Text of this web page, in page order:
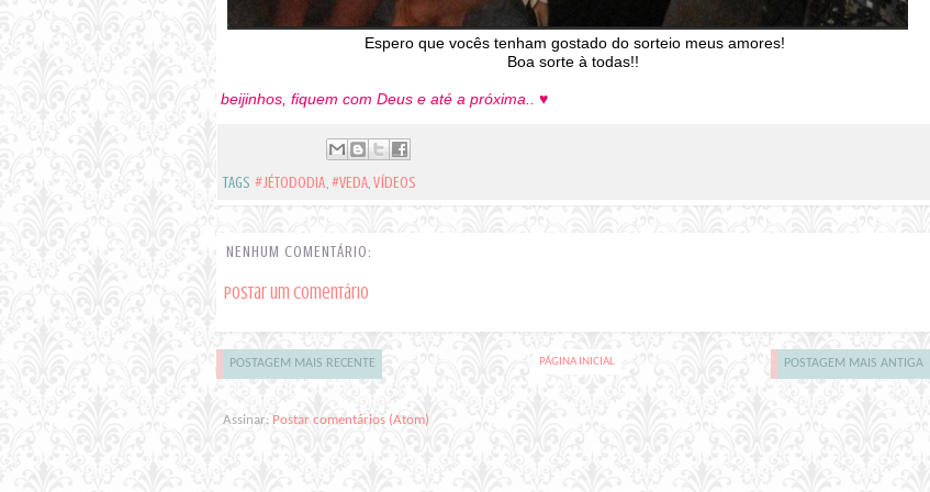
Espero que vocês tenham gostado do sorteio meus amores!
Boa sorte à todas!!
beijinhos, fiquem com Deus e até a próxima.. ♥
TAGS #JÉTODODIA,#VEDA,VÍDEOS
NENHUM COMENTÁRIO:
Postar um comentário
POSTAGEM MAIS RECENTE POSTAGEM MAIS ANTIGA
PÁGINA INICIAL
Assinar: Postar comentários (Atom)